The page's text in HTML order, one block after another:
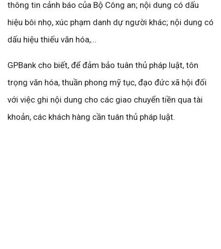
thông tin cảnh báo của Bộ Công an; nội dung có dấu
hiệu bôi nhọ, xúc phạm danh dự người khác; nội dung có
dấu hiệu thiếu văn hóa,…
GPBank cho biết, để đảm bảo tuân thủ pháp luật, tôn
trọng văn hóa, thuần phong mỹ tục, đạo đức xã hội đối
với việc ghi nội dung cho các giao chuyển tiền qua tài
khoản, các khách hàng cần tuân thủ pháp luật.